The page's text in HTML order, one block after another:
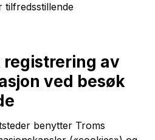
tilfredsstillende
av
ved besøk
benytter Troms